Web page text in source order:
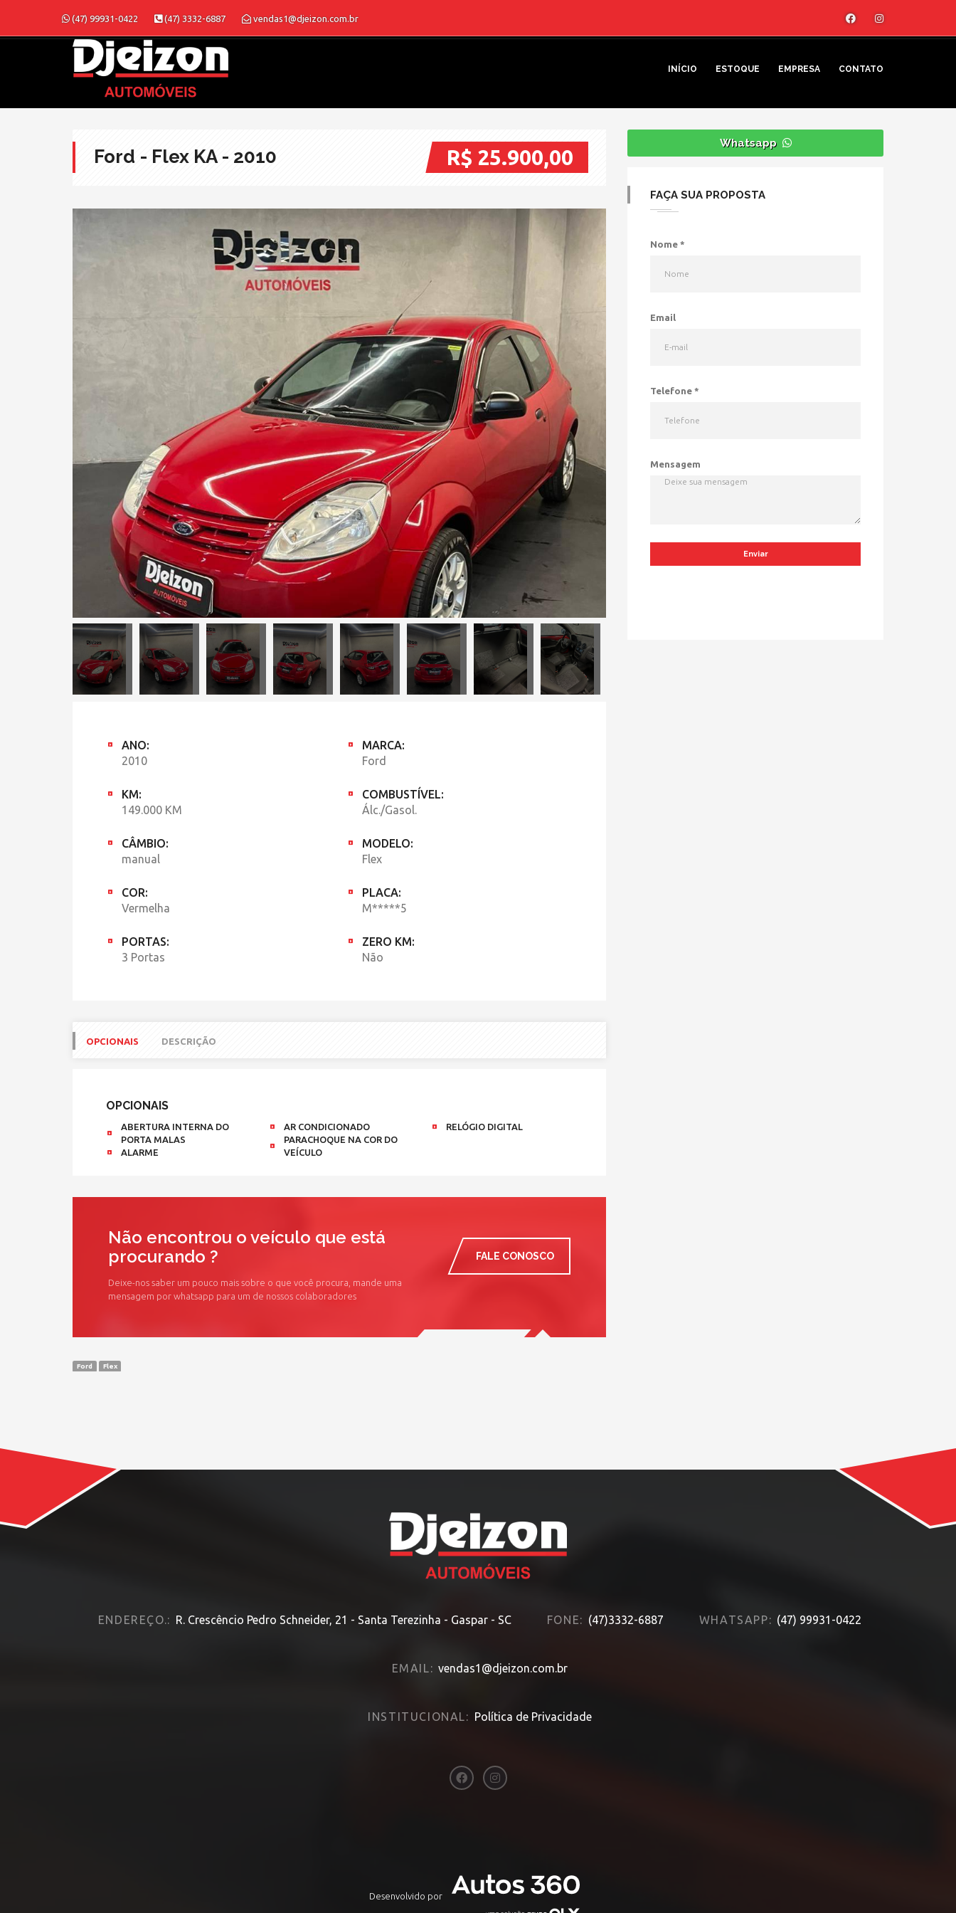
(47) 99931-0422 (47) 3332-6887 vendas1@djeizon.com.br
INÍCIO ESTOQUE EMPRESA CONTATO
Ford - Flex KA - 2010 R$ 25.900,00
ANO:
2010
MARCA:
Ford
KM:
149.000 KM
COMBUSTÍVEL:
Álc./Gasol.
CÂMBIO:
manual
MODELO:
Flex
COR:
Vermelha
PLACA:
M*****5
PORTAS:
3 Portas
ZERO KM:
Não
OPCIONAIS DESCRIÇÃO
OPCIONAIS
ABERTURA INTERNA DO
PORTA MALAS
ALARME
AR CONDICIONADO
PARACHOQUE NA COR DO
VEÍCULO
RELÓGIO DIGITAL
Não encontrou o veículo que está
procurando ?
Deixe-nos saber um pouco mais sobre o que você procura, mande uma
mensagem por whatsapp para um de nossos colaboradores
FALE CONOSCO
Ford Flex
Whatsapp
FAÇA SUA PROPOSTA
Nome *
Email
Telefone *
Mensagem
ENDEREÇO.: R. Crescêncio Pedro Schneider, 21 - Santa Terezinha - Gaspar - SC FONE: (47)3332-6887 WHATSAPP: (47) 99931-0422
EMAIL: vendas1@djeizon.com.br
INSTITUCIONAL: Política de Privacidade
Desenvolvido por